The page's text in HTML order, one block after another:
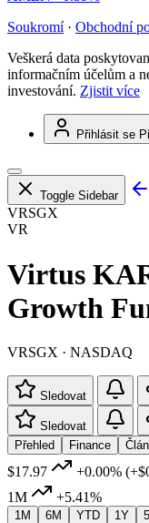
Soukromí · Obchodní
Veškerá data
informačním účelům a
investování. Zjistit více
Přihlásit se
Toggle Sidebar
VRSGX
VR
Virtus
Growth
VRSGX · NASDAQ
Sledovat
Sledovat
Přehled
Finance
$17.97 +0.00%
1M
+5.41%
1M 6M YTD 1Y